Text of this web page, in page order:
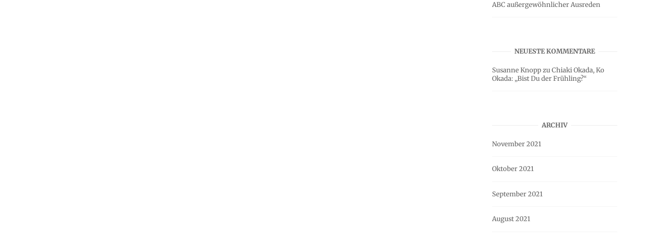
ABC außergewöhnlicher Ausreden
NEUESTE KOMMENTARE
Susanne KnoppzuChiaki Okada, Ko
Okada: „Bist Du der Frühling?“
ARCHIV
November 2021
Oktober 2021
September 2021
August 2021